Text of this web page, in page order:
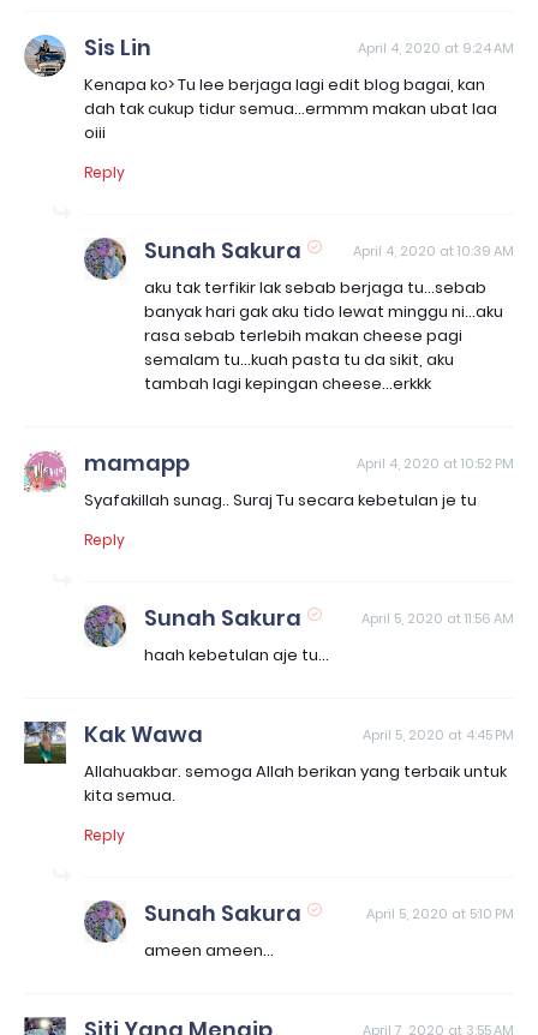
Sis Lin April 4, 2020 at 9:24 AM
Kenapa ko> Tu lee berjaga lagi edit blog bagai, kan
dah tak cukup tidur semua...ermmm makan ubat laa
oiii
Reply
Sunah Sakura April 4, 2020 at 10:39 AM
aku tak terfikir lak sebab berjaga tu...sebab
banyak hari gak aku tido lewat minggu ni...aku
rasa sebab terlebih makan cheese pagi
semalam tu...kuah pasta tu da sikit, aku
tambah lagi kepingan cheese...erkkk
mamapp April 4, 2020 at 10:52 PM
Syafakillah sunag.. Suraj Tu secara kebetulan je tu
Reply
Sunah Sakura April 5, 2020 at 11:56 AM
haah kebetulan aje tu...
Kak Wawa April 5, 2020 at 4:45 PM
Allahuakbar. semoga Allah berikan yang terbaik untuk
kita semua.
Reply
Sunah Sakura April 5, 2020 at 5:10 PM
ameen ameen...
April 7, 2020 at 3:55 AM